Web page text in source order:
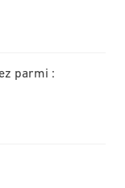
parmi :